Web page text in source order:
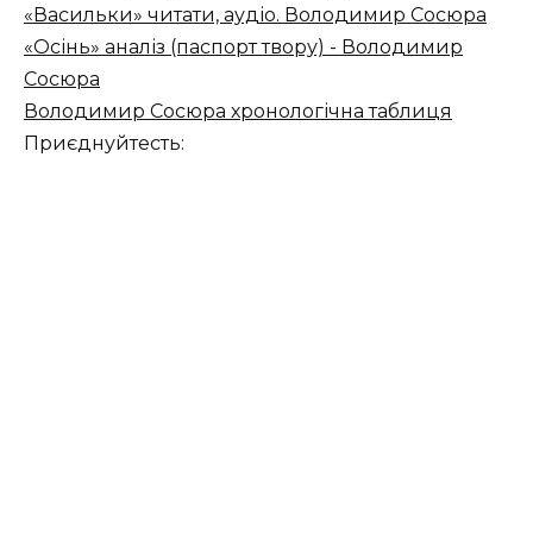
«Васильки» читати, аудіо. Володимир Сосюра
«Осінь» аналіз (паспорт твору) - Володимир
Сосюра
Володимир Сосюра хронологічна таблиця
Приєднуйтесть: